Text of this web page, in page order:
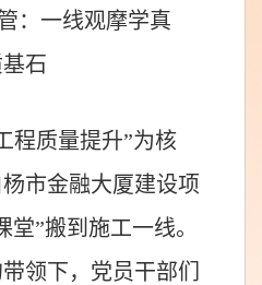
：一线观摩学真
石
程质量提升”为核
市金融大厦建设项
堂”搬到施工一线。
领下，党员干部们